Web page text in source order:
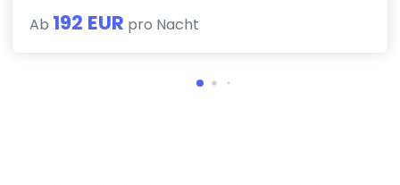
Ab 192 EUR pro Nacht